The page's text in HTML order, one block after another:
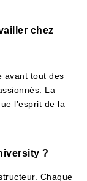
chez
avant tout des
La
l’esprit de la
?
Chaque